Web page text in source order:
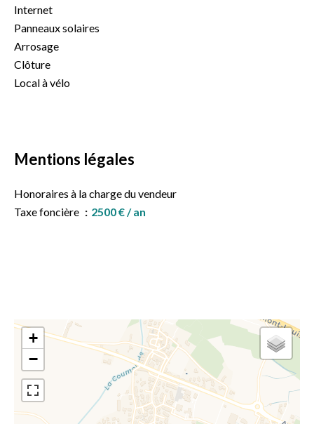
Internet
Panneaux solaires
Arrosage
Clôture
Local à vélo
Mentions légales
Honoraires à la charge du vendeur
Taxe foncière
2500 € / an
+
−